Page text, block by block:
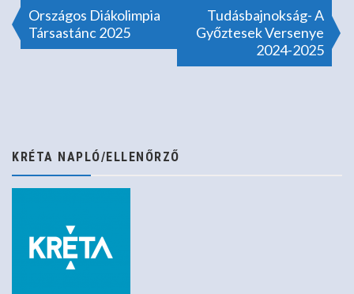
Bejegyzés
Országos Diákolimpia
Társastánc 2025
Tudásbajnokság- A
Győztesek Versenye
2024-2025
KRÉTA NAPLÓ/ELLENŐRZŐ